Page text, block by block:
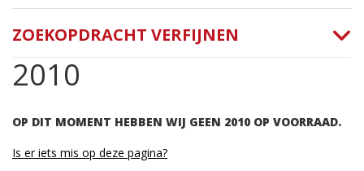
2010
OP DIT MOMENT HEBBEN WIJ GEEN 2010 OP VOORRAAD.
ZOEKOPDRACHT VERFIJNEN
Is er iets mis op deze pagina?